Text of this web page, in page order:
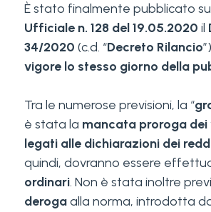
È stato finalmente pubblicato
Ufficiale n. 128 del 19.05.2020 il
34/2020 (c.d. “Decreto Rilancio
vigore lo stesso giorno della
Tra le numerose previsioni, la “
è stata la mancata proroga dei
legati alle dichiarazioni dei
quindi, dovranno essere
ordinari. Non è stata inoltre
derogaalla norma, introdotta